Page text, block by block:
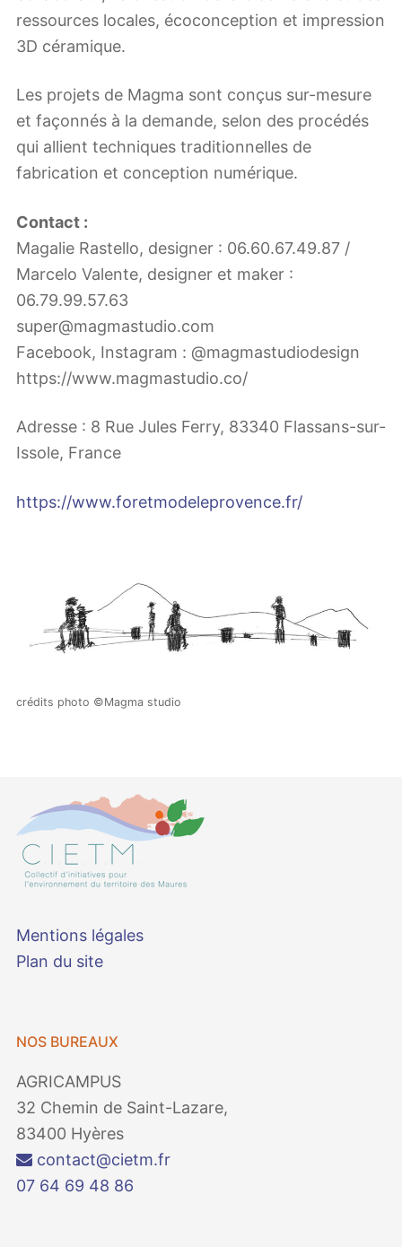
ressources locales, écoconception et impression
3D céramique.
Les projets de Magma sont conçus sur-mesure
et façonnés à la demande, selon des procédés
qui allient techniques traditionnelles de
fabrication et conception numérique.
Contact :
Magalie Rastello, designer : 06.60.67.49.87 /
Marcelo Valente, designer et maker :
06.79.99.57.63
super@magmastudio.com
Facebook, Instagram : @magmastudiodesign
https://www.magmastudio.co/
Adresse : 8 Rue Jules Ferry, 83340 Flassans-sur-
Issole, France
https://www.foretmodeleprovence.fr/
crédits photo ©Magma studio
Mentions légales
Plan du site
NOS BUREAUX
AGRICAMPUS
32 Chemin de Saint-Lazare,
83400 Hyères
contact@cietm.fr
07 64 69 48 86